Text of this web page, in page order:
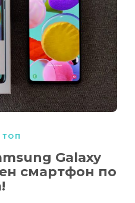
ТОП
Galaxy
смартфон по